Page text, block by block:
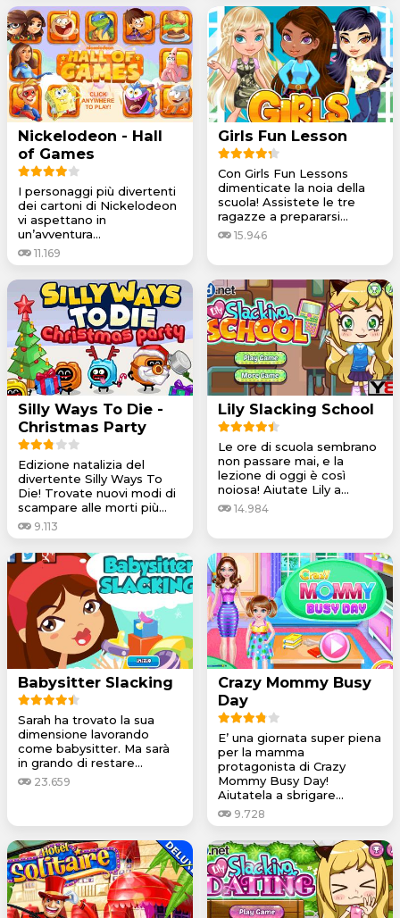
Nickelodeon - Hall
of Games
I personaggi più divertenti
dei cartoni di Nickelodeon
vi aspettano in
un’avventura...
11.169
Girls Fun Lesson
Con Girls Fun Lessons
dimenticate la noia della
scuola! Assistete le tre
ragazze a prepararsi...
15.946
Silly Ways To Die -
Christmas Party
Edizione natalizia del
divertente Silly Ways To
Die! Trovate nuovi modi di
scampare alle morti più...
9.113
Lily Slacking School
Le ore di scuola sembrano
non passare mai, e la
lezione di oggi è così
noiosa! Aiutate Lily a...
14.984
Babysitter Slacking
Sarah ha trovato la sua
dimensione lavorando
come babysitter. Ma sarà
in grando di restare...
23.659
Crazy Mommy Busy
Day
E’ una giornata super piena
per la mamma
protagonista di Crazy
Mommy Busy Day!
Aiutatela a sbrigare...
9.728